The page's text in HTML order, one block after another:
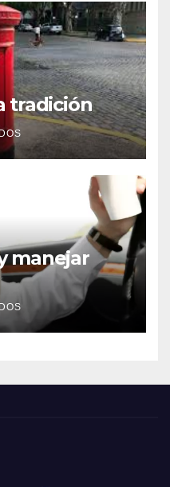
tradición
manejar